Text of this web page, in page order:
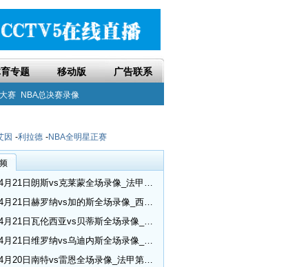
专题 移动版 广告联系
赛 NBA总决赛录像
因 -利拉德 -NBA全明星正赛
2024年4月21日朗斯vs克莱蒙全场录像_法甲第30轮
2024年4月21日赫罗纳vs加的斯全场录像_西甲第32轮
2024年4月21日瓦伦西亚vs贝蒂斯全场录像_西甲第32轮
2024年4月21日维罗纳vs乌迪内斯全场录像_意甲第33轮
2024年4月20日南特vs雷恩全场录像_法甲第30轮